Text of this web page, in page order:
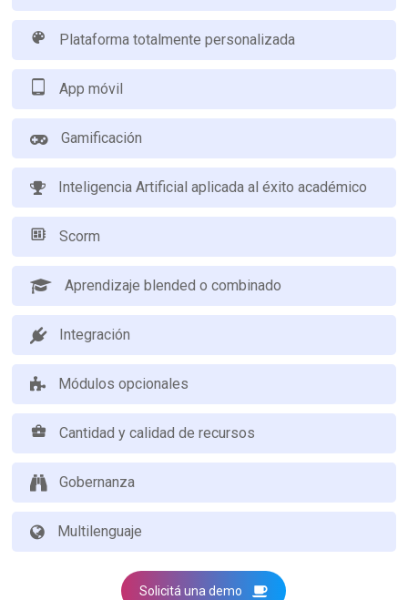
Plataforma totalmente personalizada
App móvil
Gamificación
Inteligencia Artificial aplicada al éxito académico
Scorm
Aprendizaje blended o combinado
Integración
Módulos opcionales
Cantidad y calidad de recursos
Gobernanza
Multilenguaje
Solicitá una demo